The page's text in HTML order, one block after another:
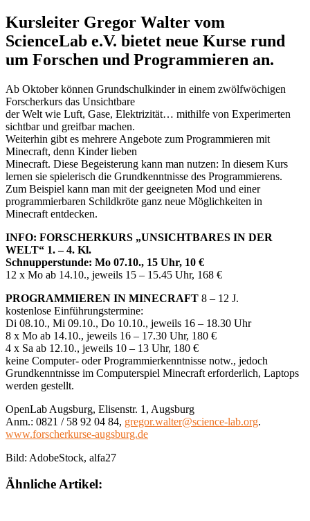
Kursleiter Gregor Walter vom
ScienceLab e.V. bietet neue Kurse rund
um Forschen und Programmieren an.
Ab Oktober können Grundschulkinder in einem zwölfwöchigen
Forscherkurs das Unsichtbare
der Welt wie Luft, Gase, Elektrizität… mithilfe von Experimerten
sichtbar und greifbar machen.
Weiterhin gibt es mehrere Angebote zum Programmieren mit
Minecraft, denn Kinder lieben
Minecraft. Diese Begeisterung kann man nutzen: In diesem Kurs
lernen sie spielerisch die Grundkenntnisse des Programmierens.
Zum Beispiel kann man mit der geeigneten Mod und einer
programmierbaren Schildkröte ganz neue Möglichkeiten in
Minecraft entdecken.
INFO: FORSCHERKURS „UNSICHTBARES IN DER
WELT“ 1. – 4. Kl.
Schnupperstunde: Mo 07.10., 15 Uhr, 10 €
12 x Mo ab 14.10., jeweils 15 – 15.45 Uhr, 168 €
PROGRAMMIEREN IN MINECRAFT 8 – 12 J.
kostenlose Einführungstermine:
Di 08.10., Mi 09.10., Do 10.10., jeweils 16 – 18.30 Uhr
8 x Mo ab 14.10., jeweils 16 – 17.30 Uhr, 180 €
4 x Sa ab 12.10., jeweils 10 – 13 Uhr, 180 €
keine Computer- oder Programmierkenntnisse notw., jedoch
Grundkenntnisse im Computerspiel Minecraft erforderlich, Laptops
werden gestellt.
OpenLab Augsburg, Elisenstr. 1, Augsburg
Anm.: 0821 / 58 92 04 84, gregor.walter@science-lab.org.
www.forscherkurse-augsburg.de
Bild: AdobeStock, alfa27
Ähnliche Artikel: